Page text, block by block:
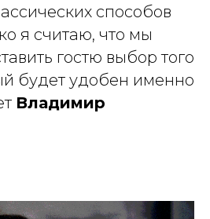
способов
я считаю, что мы
гостю выбор того
будет удобен именно
Владимир